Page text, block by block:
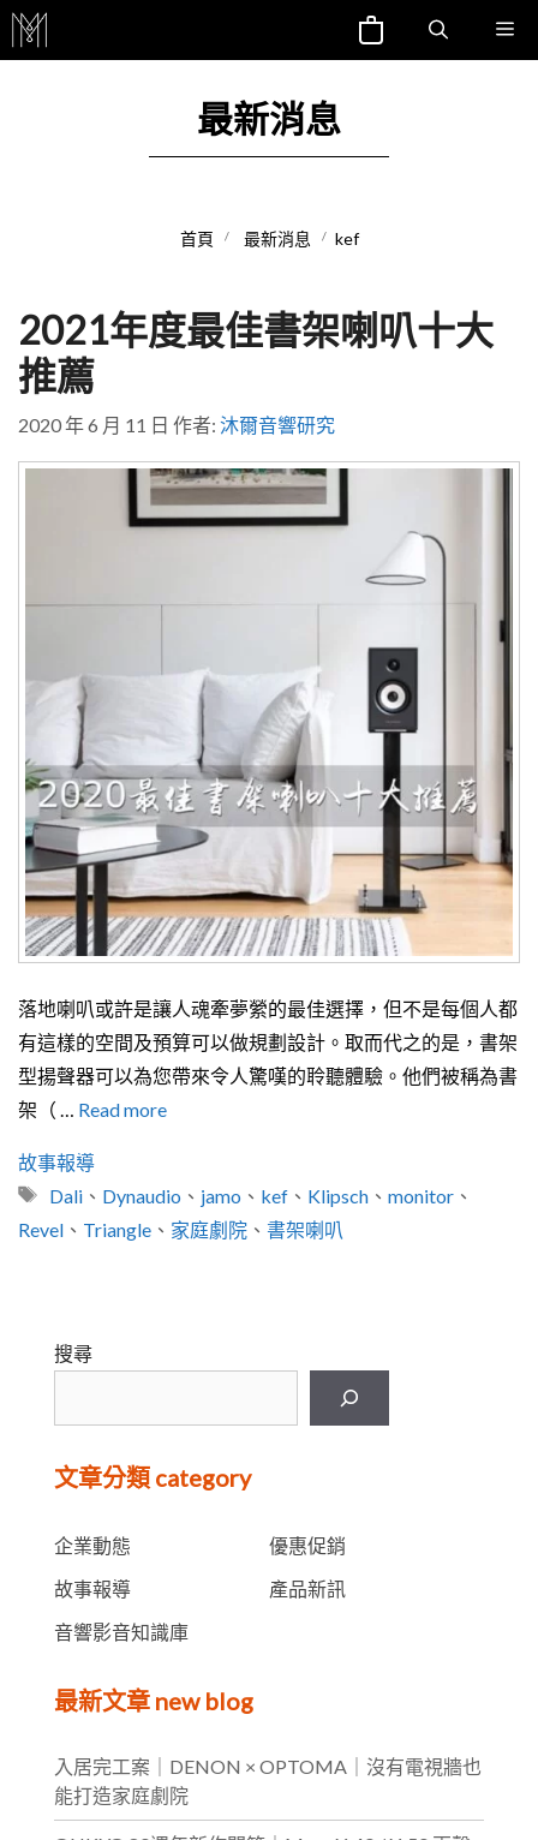
跳
至
最新消息
首頁 最新消息 kef
2021年度最佳書架喇叭十大
推薦
2020 年 6 月 11 日 作者: 沐爾音響研究
落地喇叭或許是讓人魂牽夢縈的最佳選擇，但不是每個人都
有這樣的空間及預算可以做規劃設計。取而代之的是，書架
型揚聲器可以為您帶來令人驚嘆的聆聽體驗。他們被稱為書
架（ … Read more
分
類
故事報導
標
籤
Dali、 Dynaudio 、 jamo 、 kef、 Klipsch、 monitor、
Revel 、 Triangle 、 家庭劇院 、 書架喇叭
搜尋
文章分類 category
企業動態
優惠促銷
故事報導
產品新訊
音響影音知識庫
最新文章 new blog
入居完工案｜DENON × OPTOMA｜沒有電視牆也
能打造家庭劇院